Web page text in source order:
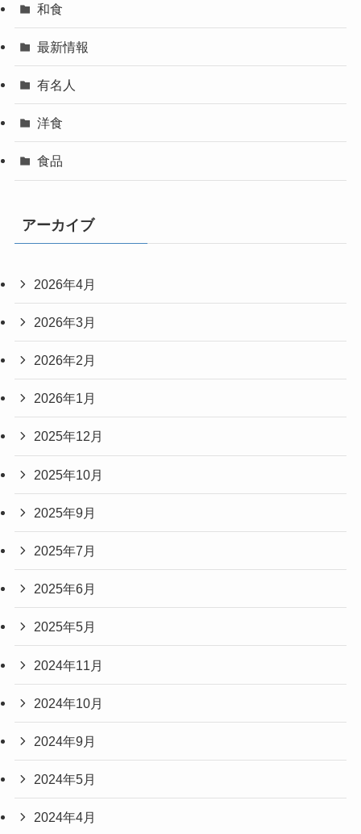
和食
最新情報
有名人
洋食
食品
アーカイブ
2026年4月
2026年3月
2026年2月
2026年1月
2025年12月
2025年10月
2025年9月
2025年7月
2025年6月
2025年5月
2024年11月
2024年10月
2024年9月
2024年5月
2024年4月